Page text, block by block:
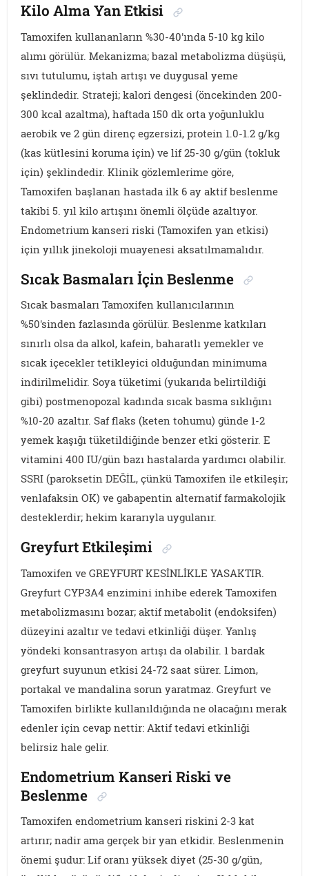
Kilo Alma Yan Etkisi
Tamoxifen kullananların %30-40'ında 5-10 kg kilo
alımı görülür. Mekanizma; bazal metabolizma düşüşü,
sıvı tutulumu, iştah artışı ve duygusal yeme
şeklindedir. Strateji; kalori dengesi (öncekinden 200-
300 kcal azaltma), haftada 150 dk orta yoğunluklu
aerobik ve 2 gün direnç egzersizi, protein 1.0-1.2 g/kg
(kas kütlesini koruma için) ve lif 25-30 g/gün (tokluk
için) şeklindedir. Klinik gözlemlerime göre,
Tamoxifen başlanan hastada ilk 6 ay aktif beslenme
takibi 5. yıl kilo artışını önemli ölçüde azaltıyor.
Endometrium kanseri riski (Tamoxifen yan etkisi)
için yıllık jinekoloji muayenesi aksatılmamalıdır.
Sıcak Basmaları İçin Beslenme
Sıcak basmaları Tamoxifen kullanıcılarının
%50'sinden fazlasında görülür. Beslenme katkıları
sınırlı olsa da alkol, kafein, baharatlı yemekler ve
sıcak içecekler tetikleyici olduğundan minimuma
indirilmelidir. Soya tüketimi (yukarıda belirtildiği
gibi) postmenopozal kadında sıcak basma sıklığını
%10-20 azaltır. Saf flaks (keten tohumu) günde 1-2
yemek kaşığı tüketildiğinde benzer etki gösterir. E
vitamini 400 IU/gün bazı hastalarda yardımcı olabilir.
SSRI (paroksetin DEĞİL, çünkü Tamoxifen ile etkileşir;
venlafaksin OK) ve gabapentin alternatif farmakolojik
desteklerdir; hekim kararıyla uygulanır.
Greyfurt Etkileşimi
Tamoxifen ve GREYFURT KESİNLİKLE YASAKTIR.
Greyfurt CYP3A4 enzimini inhibe ederek Tamoxifen
metabolizmasını bozar; aktif metabolit (endoksifen)
düzeyini azaltır ve tedavi etkinliği düşer. Yanlış
yöndeki konsantrasyon artışı da olabilir. 1 bardak
greyfurt suyunun etkisi 24-72 saat sürer. Limon,
portakal ve mandalina sorun yaratmaz. Greyfurt ve
Tamoxifen birlikte kullanıldığında ne olacağını merak
edenler için cevap nettir: Aktif tedavi etkinliği
belirsiz hale gelir.
Endometrium Kanseri Riski ve
Beslenme
Tamoxifen endometrium kanseri riskini 2-3 kat
artırır; nadir ama gerçek bir yan etkidir. Beslenmenin
önemi şudur: Lif oranı yüksek diyet (25-30 g/gün,